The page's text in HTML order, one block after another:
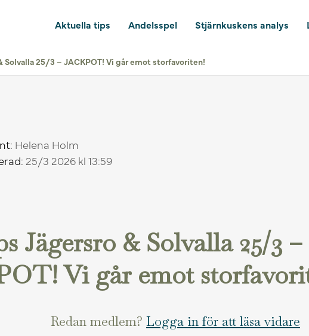
Aktuella tips Andelsspel Stjärnkuskens analys
Solvalla 25/3 – JACKPOT! Vi går emot storfavoriten!
Helena Holm
25/3 2026 kl 13:59
Jägersro & Solvalla 25/3 –
Vi går emot
Redan medlem? Logga in för att läsa vidare